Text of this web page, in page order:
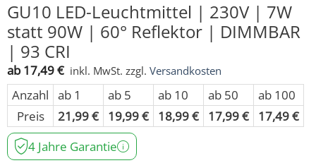
GU10 LED-Leuchtmittel | 230V | 7W
statt 90W | 60° Reflektor | DIMMBAR
| 93 CRI
ab17,49€ inkl. MwSt. zzgl. Versandkosten
Anzahl ab 1 ab 5 ab 10 ab 50
ab 100
Preis
21,99€ 19,99€ 18,99€ 17,99€ 17,49€
4 Jahre Garantie